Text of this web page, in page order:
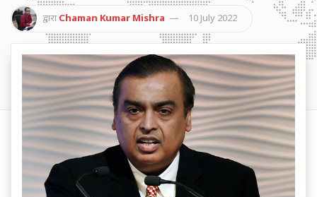
द्वारा Chaman Kumar Mishra 10 July 2022